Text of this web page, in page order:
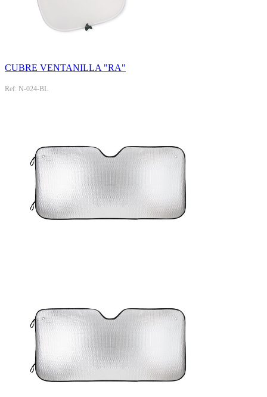
CUBRE VENTANILLA "RA"
Ref: N-024-BL